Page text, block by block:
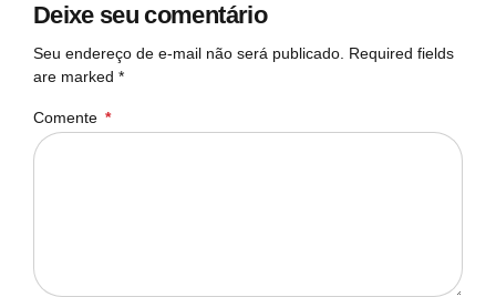
Deixe seu comentário
Seu endereço de e-mail não será publicado. Required fields
are marked *
Comente *